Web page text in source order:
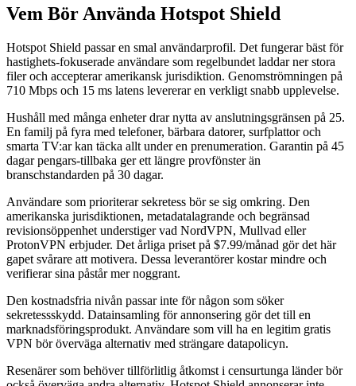
Vem Bör Använda Hotspot Shield
Hotspot Shield passar en smal användarprofil. Det fungerar bäst för
hastighets-fokuserade användare som regelbundet laddar ner stora
filer och accepterar amerikansk jurisdiktion. Genomströmningen på
710 Mbps och 15 ms latens levererar en verkligt snabb upplevelse.
Hushåll med många enheter drar nytta av anslutningsgränsen på 25.
En familj på fyra med telefoner, bärbara datorer, surfplattor och
smarta TV:ar kan täcka allt under en prenumeration. Garantin på 45
dagar pengars-tillbaka ger ett längre provfönster än
branschstandarden på 30 dagar.
Användare som prioriterar sekretess bör se sig omkring. Den
amerikanska jurisdiktionen, metadatalagrande och begränsad
revisionsöppenhet understiger vad NordVPN, Mullvad eller
ProtonVPN erbjuder. Det årliga priset på $7.99/månad gör det här
gapet svårare att motivera. Dessa leverantörer kostar mindre och
verifierar sina påstår mer noggrant.
Den kostnadsfria nivån passar inte för någon som söker
sekretessskydd. Datainsamling för annonsering gör det till en
marknadsföringsprodukt. Användare som vill ha en legitim gratis
VPN bör överväga alternativ med strängare datapolicyn.
Resenärer som behöver tillförlitlig åtkomst i censurtunga länder bör